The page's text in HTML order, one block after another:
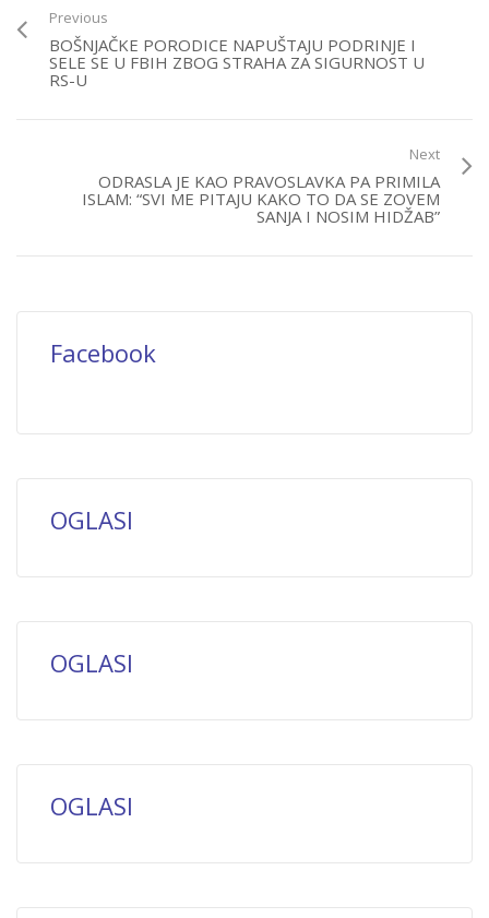
Previous
BOŠNJAČKE PORODICE NAPUŠTAJU PODRINJE I
SELE SE U FBIH ZBOG STRAHA ZA SIGURNOST U
RS-U
Next
ODRASLA JE KAO PRAVOSLAVKA PA PRIMILA
ISLAM: “SVI ME PITAJU KAKO TO DA SE ZOVEM
SANJA I NOSIM HIDŽAB”
Facebook
OGLASI
OGLASI
OGLASI